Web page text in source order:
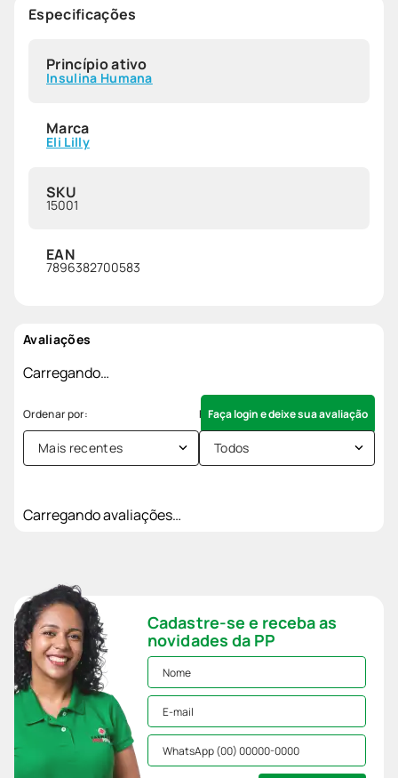
Especificações
Princípio ativo
Insulina Humana
Marca
Eli Lilly
SKU
15001
EAN
7896382700583
Avaliações
Carregando…
Faça login e deixe sua avaliação
Mais recentes Todos
Carregando avaliações…
Cadastre-se e receba as
novidades da PP